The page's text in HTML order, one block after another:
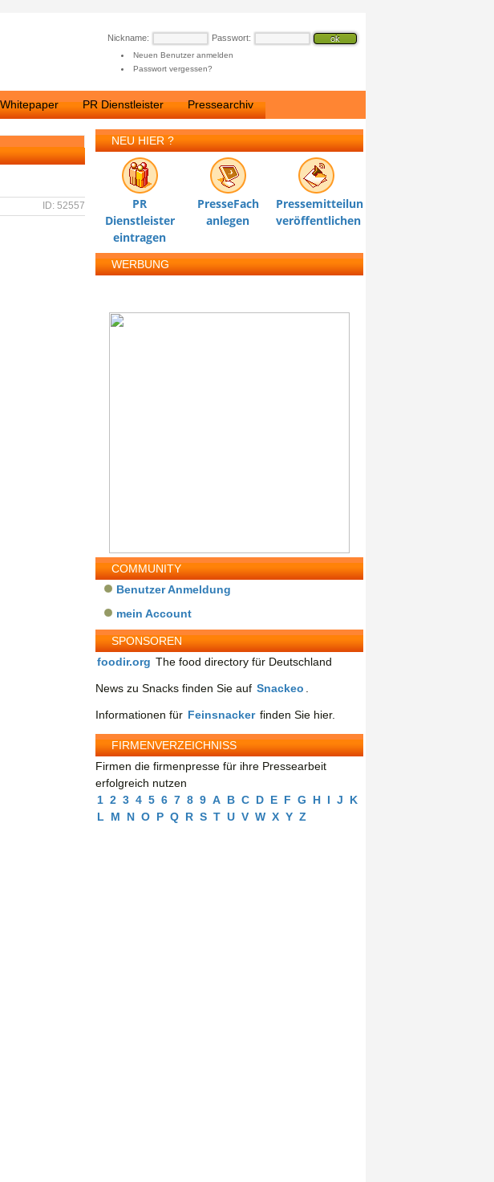
Nickname: Passwort:
Neuen Benutzer anmelden
Passwort vergessen?
Whitepaper PR Dienstleister Pressearchiv
ID: 52557
NEU HIER ?
PR
Dienstleister
eintragen
PresseFach
anlegen
Pressemitteilung
veröffentlichen
WERBUNG
COMMUNITY
Benutzer Anmeldung
mein Account
SPONSOREN
foodir.org The food directory für Deutschland
News zu Snacks finden Sie auf Snackeo
Informationen für Feinsnacker finden Sie hier.
FIRMENVERZEICHNISS
Firmen die firmenpresse für ihre Pressearbeit
erfolgreich nutzen
1 2 3 4 5 6 7 8 9 A B C D E F G H I J
K
L
M N O P Q R S T U V W X Y Z